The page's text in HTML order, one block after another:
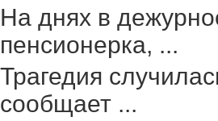
На днях в
пенсионерка, ...
Трагедия
сообщает ...